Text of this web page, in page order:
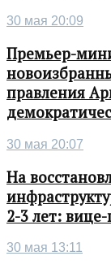
30 мая 20:09
Премьер-
правления
30 мая 20:07
На
2-3 лет:
30 мая 13:11